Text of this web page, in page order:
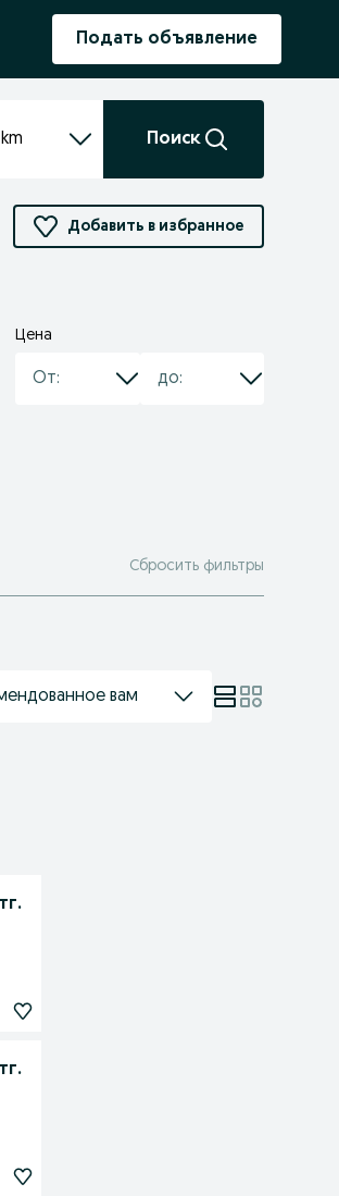
Подать объявление
Поиск
Добавить в избранное
Цена
Сбросить фильтры
вам